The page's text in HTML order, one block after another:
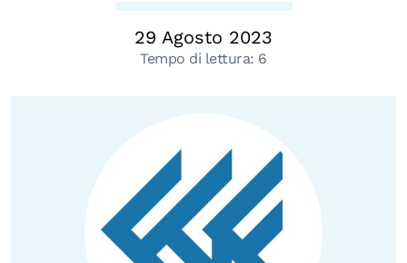
Progetti Nazionali
Progetti Internazionali
Calendario civile
Elezioni dal mondo
29 Agosto 2023
Tempo di lettura: 6